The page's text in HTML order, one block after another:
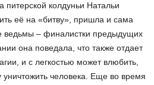
питерской колдуньи Натальи
её на «битву», пришла и сама
ведьмы – финалистки предыдущих
она поведала, что также отдает
и с легкостью может влюбить,
уничтожить человека. Еще во время